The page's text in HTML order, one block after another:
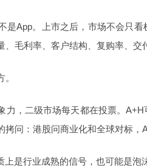
是App。上市之后，市场不会只
、毛利率、客户结构、复购率、交
力，二级市场每天都在投票。
拷问：港股问商业化和全球对标，
上是行业成熟的信号，也可能是泡